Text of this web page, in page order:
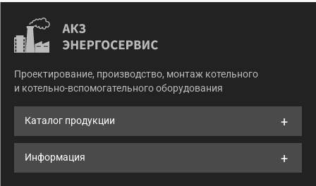
Проектирование, производство, монтаж котельного
и котельно-вспомогательного оборудования
Каталог продукции
Информация